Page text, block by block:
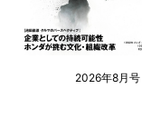
2026年8月号